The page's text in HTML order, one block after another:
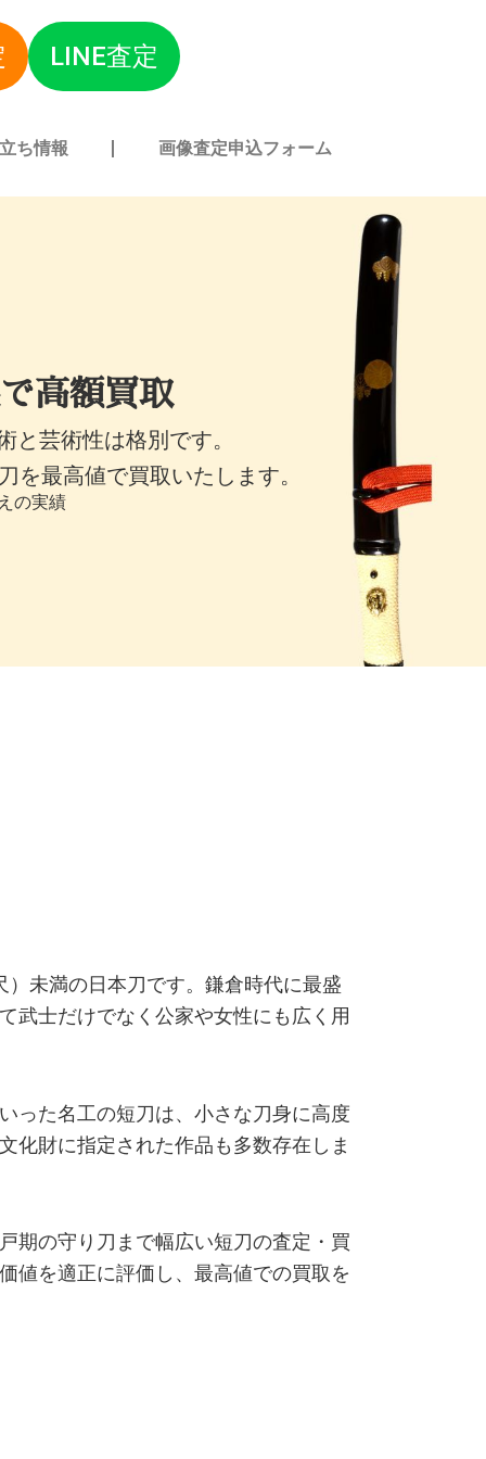
LINE査定
ち情報 画像査定申込フォーム
高額買取
芸術性は格別です。
最高値で買取いたします。
の実績
未満の日本刀です。鎌倉時代に最盛
武士だけでなく公家や女性にも広く用
った名工の短刀は、小さな刀身に高度
化財に指定された作品も多数存在しま
期の守り刀まで幅広い短刀の査定・買
値を適正に評価し、最高値での買取を